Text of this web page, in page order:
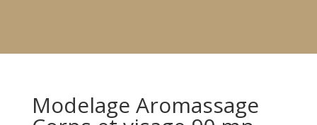
Modelage Aromassage